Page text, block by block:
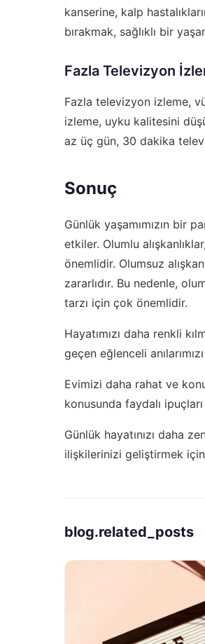
kanserine, kalp
bırakmak, sağlıklı bir
Fazla Televizyon
Fazla televizyon izleme,
izleme, uyku kalitesini
az üç gün, 30 dakika
Sonuç
Günlük yaşamımızın bir
etkiler. Olumlu
önemlidir. Olumsuz
zararlıdır. Bu nedenle,
tarzı için çok önemlidir.
Hayatımızı daha renkli
geçen eğlenceli anılarımızı
Evimizi daha rahat ve
konusunda faydalı
Günlük hayatınızı daha
ilişkilerinizi geliştirmek
blog.related_posts